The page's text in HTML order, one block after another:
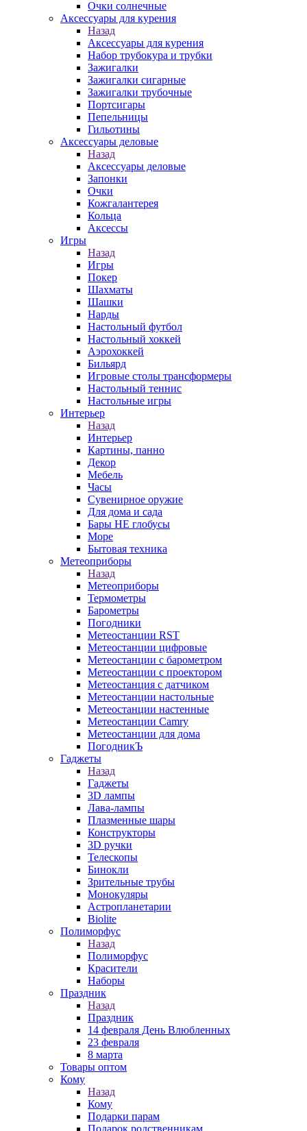
Очки солнечные
Аксессуары для курения
Назад
Аксессуары для курения
Набор трубокура и трубки
Зажигалки
Зажигалки сигарные
Зажигалки трубочные
Портсигары
Пепельницы
Гильотины
Аксессуары деловые
Назад
Аксессуары деловые
Запонки
Очки
Кожгалантерея
Кольца
Аксессы
Игры
Назад
Игры
Покер
Шахматы
Шашки
Нарды
Настольный футбол
Настольный хоккей
Аэрохоккей
Бильярд
Игровые столы трансформеры
Настольный теннис
Настольные игры
Интерьер
Назад
Интерьер
Картины, панно
Декор
Мебель
Часы
Сувенирное оружие
Для дома и сада
Бары НЕ глобусы
Море
Бытовая техника
Метеоприборы
Назад
Метеоприборы
Термометры
Барометры
Погодники
Метеостанции RST
Метеостанции цифровые
Метеостанции с барометром
Метеостанции с проектором
Метеостанция с датчиком
Метеостанции настольные
Метеостанции настенные
Метеостанции Camry
Метеостанции для дома
ПогодникЪ
Гаджеты
Назад
Гаджеты
3D лампы
Лава-лампы
Плазменные шары
Конструкторы
3D ручки
Телескопы
Бинокли
Зрительные трубы
Монокуляры
Астропланетарии
Biolite
Полиморфус
Назад
Полиморфус
Красители
Наборы
Праздник
Назад
Праздник
14 февраля День Влюбленных
23 февраля
8 марта
Товары оптом
Кому
Назад
Кому
Подарки парам
Подарок родственникам